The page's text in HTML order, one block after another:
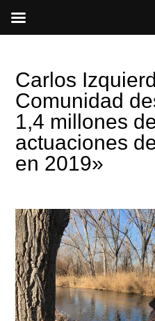
Carlos
Comunidad
1,4 millones
actuaciones
en 2019»